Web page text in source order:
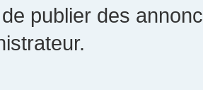
publier des